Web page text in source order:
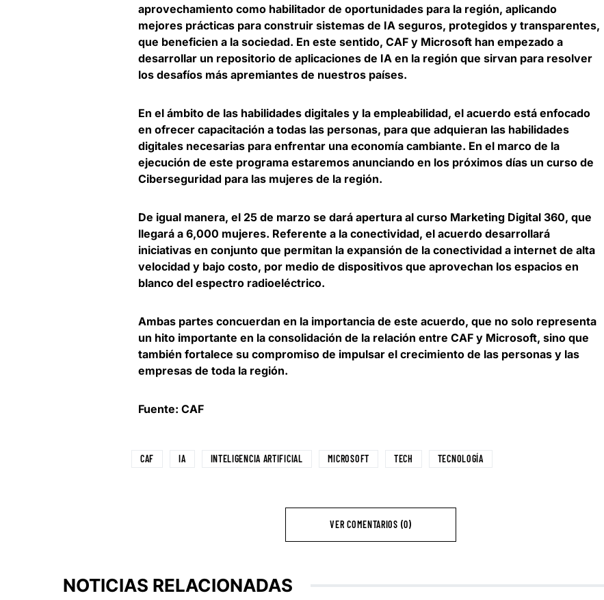
aprovechamiento como habilitador de oportunidades para la región, aplicando
mejores prácticas para construir sistemas de IA seguros, protegidos y transparentes,
que beneficien a la sociedad. En este sentido, CAF y Microsoft han empezado a
desarrollar un repositorio de aplicaciones de IA en la región que sirvan para resolver
los desafíos más apremiantes de nuestros países.
En el ámbito de las habilidades digitales y la empleabilidad, el acuerdo está enfocado
en ofrecer capacitación a todas las personas, para que adquieran las habilidades
digitales necesarias para enfrentar una economía cambiante. En el marco de la
ejecución de este programa estaremos anunciando en los próximos días un curso de
Ciberseguridad para las mujeres de la región.
De igual manera, el 25 de marzo se dará apertura al curso Marketing Digital 360, que
llegará a 6,000 mujeres. Referente a la conectividad, el acuerdo desarrollará
iniciativas en conjunto que permitan la expansión de la conectividad a internet de alta
velocidad y bajo costo, por medio de dispositivos que aprovechan los espacios en
blanco del espectro radioeléctrico.
Ambas partes concuerdan en la importancia de este acuerdo, que no solo representa
un hito importante en la consolidación de la relación entre CAF y Microsoft, sino que
también fortalece su compromiso de impulsar el crecimiento de las personas y las
empresas de toda la región.
Fuente: CAF
CAF IA INTELIGENCIA ARTIFICIAL MICROSOFT TECH TECNOLOGÍA
VER COMENTARIOS (0)
NOTICIAS RELACIONADAS